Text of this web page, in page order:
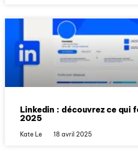
Linkedin : découvrez ce qui
2025
Kate Le 18 avril 2025